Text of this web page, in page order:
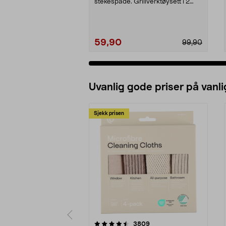
stekespade. Grillverktøysett i 2
59,90 99,90
Uvanlig gode priser på
Sjekk prisen
3809anmeldelser
4.5av 5 stjerner